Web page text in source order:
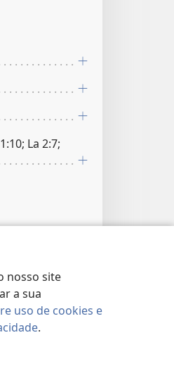
nosso site
a sua
uso de cookies e
.
La 2:7;